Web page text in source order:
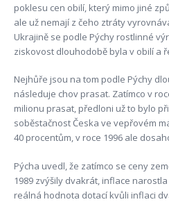
poklesu cen obilí, který mimo jiné
ale už nemají z čeho ztráty
Ukrajině se podle Pýchy rostlinné
ziskovost dlouhodobě byla v obilí a
Nejhůře jsou na tom podle Pýchy
následuje chov prasat. Zatímco v
milionu prasat, předloni už to bylo
soběstačnost Česka ve vepřovém
40 procentům, v roce 1996 ale
Pýcha uvedl, že zatímco se ceny
1989 zvýšily dvakrát, inflace
reálná hodnota dotací kvůli inflaci